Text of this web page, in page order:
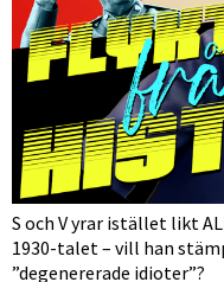
S och V yrar istället likt
1930-talet – vill han
”degenererade idioter”?